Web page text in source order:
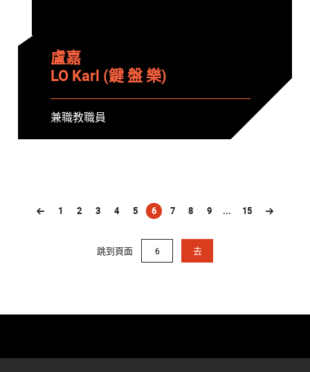
盧嘉
LO Karl (鍵 盤 樂)
兼職教職員
1 2 3 4 5 6
(current)
7 8 9 ... 15
跳到頁面 去